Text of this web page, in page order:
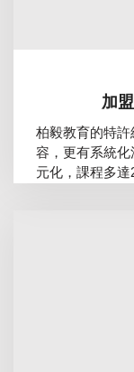
加
柏毅教育的特
容，更有系統
元化，課程多達